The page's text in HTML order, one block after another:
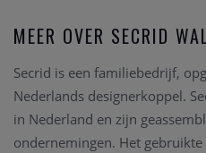
MEER OVER SECRID
Secrid is een familiebedrijf,
Nederlands designerkoppel.
in Nederland en zijn
ondernemingen. Het